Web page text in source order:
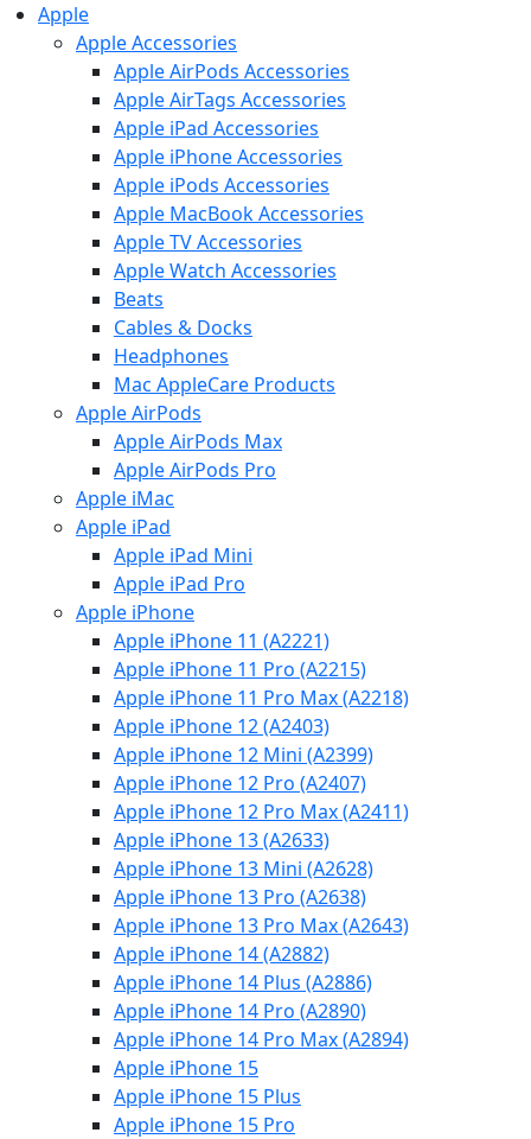
Apple
Apple Accessories
Apple AirPods Accessories
Apple AirTags Accessories
Apple iPad Accessories
Apple iPhone Accessories
Apple iPods Accessories
Apple MacBook Accessories
Apple TV Accessories
Apple Watch Accessories
Beats
Cables & Docks
Headphones
Mac AppleCare Products
Apple AirPods
Apple AirPods Max
Apple AirPods Pro
Apple iMac
Apple iPad
Apple iPad Mini
Apple iPad Pro
Apple iPhone
Apple iPhone 11 (A2221)
Apple iPhone 11 Pro (A2215)
Apple iPhone 11 Pro Max (A2218)
Apple iPhone 12 (A2403)
Apple iPhone 12 Mini (A2399)
Apple iPhone 12 Pro (A2407)
Apple iPhone 12 Pro Max (A2411)
Apple iPhone 13 (A2633)
Apple iPhone 13 Mini (A2628)
Apple iPhone 13 Pro (A2638)
Apple iPhone 13 Pro Max (A2643)
Apple iPhone 14 (A2882)
Apple iPhone 14 Plus (A2886)
Apple iPhone 14 Pro (A2890)
Apple iPhone 14 Pro Max (A2894)
Apple iPhone 15
Apple iPhone 15 Plus
Apple iPhone 15 Pro